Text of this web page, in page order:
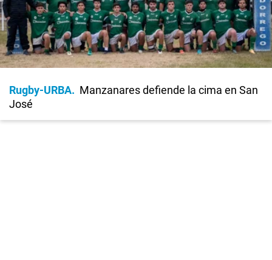
Rugby-URBA
Manzanares defiende la cima en San
José